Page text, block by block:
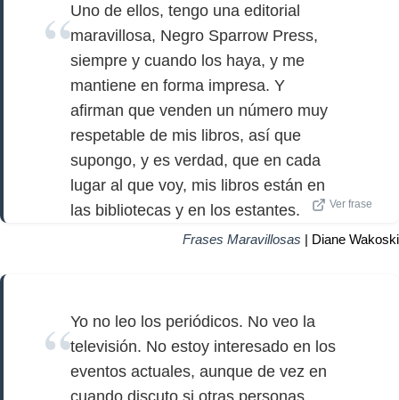
Uno de ellos, tengo una editorial
maravillosa, Negro Sparrow Press,
siempre y cuando los haya, y me
mantiene en forma impresa. Y
afirman que venden un número muy
respetable de mis libros, así que
supongo, y es verdad, que en cada
lugar al que voy, mis libros están en
las bibliotecas y en los estantes.
Ver frase
Frases Maravillosas | Diane Wakoski
Yo no leo los periódicos. No veo la
televisión. No estoy interesado en los
eventos actuales, aunque de vez en